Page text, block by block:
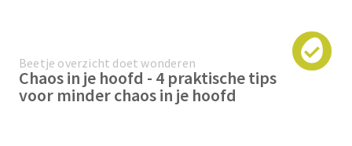
Beetje overzicht doet wonderen
Chaos in je hoofd - 4 praktische tips
voor minder chaos in je hoofd